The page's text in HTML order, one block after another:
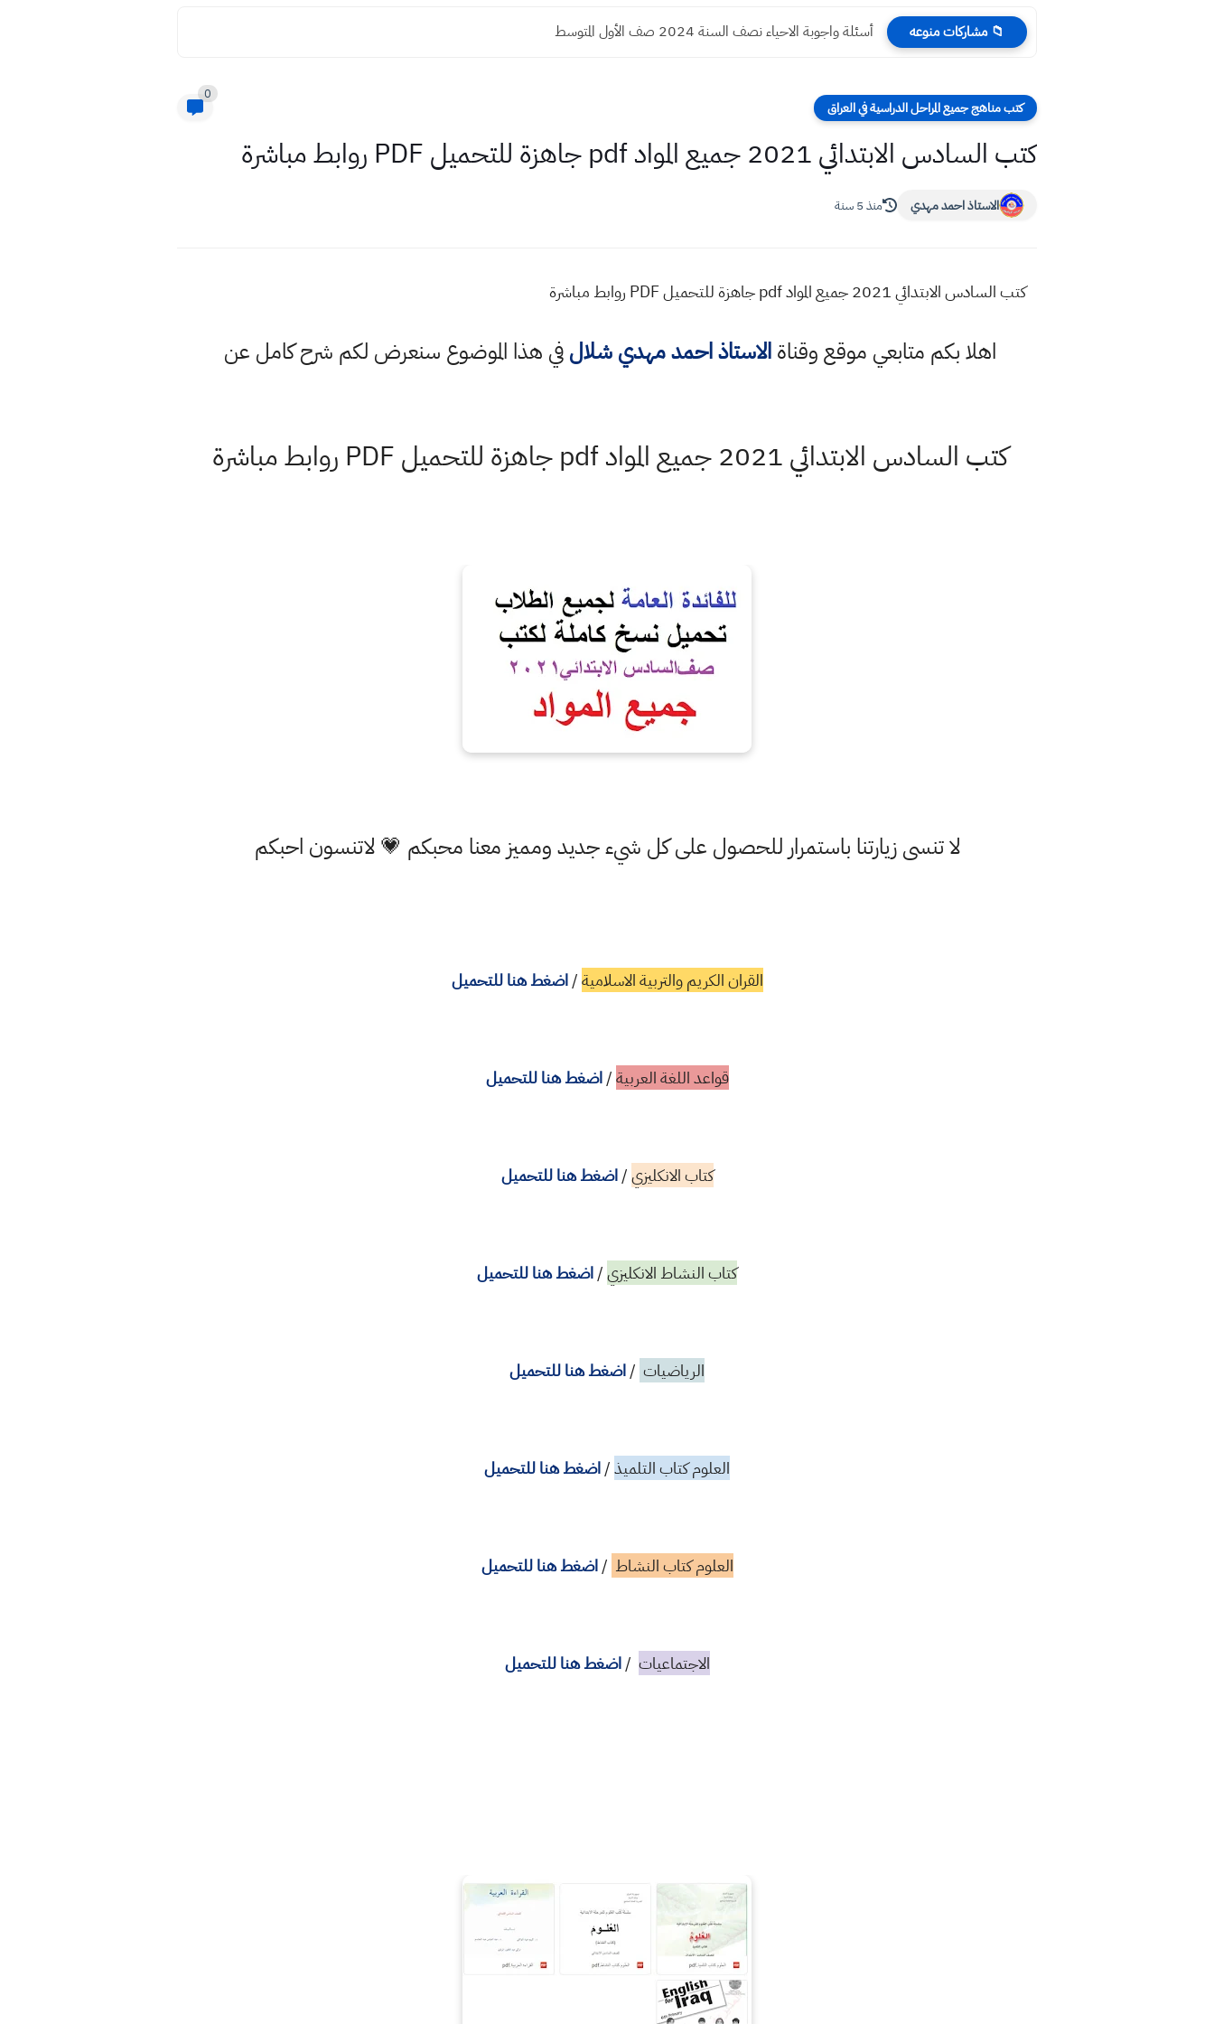
📁 مشاركات منوعه أسئلة واجوبة الاحياء نصف السنة 2024 صف الأول المتوسط
كتب مناهج جميع المراحل الدراسية في العراق
0
كتب السادس الابتدائي 2021 جميع المواد pdf جاهزة للتحميل PDF روابط مباشرة
الاستاذ احمد مهدي منذ 5 سنة
كتب السادس الابتدائي 2021 جميع المواد pdf جاهزة للتحميل PDF روابط مباشرة
اهلا بكم متابعي موقع وقناةالاستاذ احمد مهدي شلالفي هذا الموضوع سنعرض لكم شرح كامل عن
كتب السادس الابتدائي 2021 جميع المواد pdf جاهزة للتحميل PDF روابط مباشرة
لا تنسى زيارتنا باستمرار للحصول على كل شيء جديد ومميز معنا محبكم 💗 لاتنسون احبكم
القران الكريم والتربية الاسلامية/اضغط هنا للتحميل
قواعد اللغة العربية/اضغط هنا للتحميل
كتاب الانكليزي/اضغط هنا للتحميل
كتاب النشاط الانكليزي/اضغط هنا للتحميل
الرياضيات /اضغط هنا للتحميل
العلوم كتاب التلميذ/اضغط هنا للتحميل
العلوم كتاب النشاط /اضغط هنا للتحميل
الاجتماعيات /اضغط هنا للتحميل